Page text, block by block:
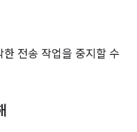
전송 작업을 중지할 수